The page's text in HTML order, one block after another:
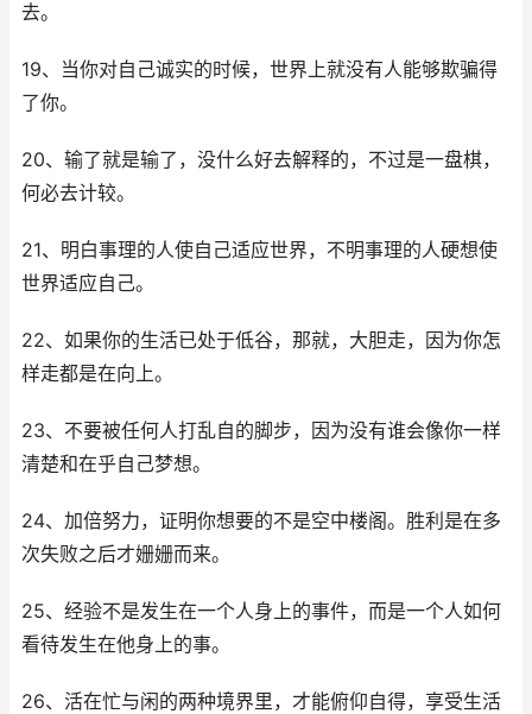
去。
19、当你对自己诚实的时候，世界上就没有人能够欺骗得
了你。
20、输了就是输了，没什么好去解释的，不过是一盘棋，
何必去计较。
21、明白事理的人使自己适应世界，不明事理的人硬想使
世界适应自己。
22、如果你的生活已处于低谷，那就，大胆走，因为你怎
样走都是在向上。
23、不要被任何人打乱自的脚步，因为没有谁会像你一样
清楚和在乎自己梦想。
24、加倍努力，证明你想要的不是空中楼阁。胜利是在多
次失败之后才姗姗而来。
25、经验不是发生在一个人身上的事件，而是一个人如何
看待发生在他身上的事。
26、活在忙与闲的两种境界里，才能俯仰自得，享受生活